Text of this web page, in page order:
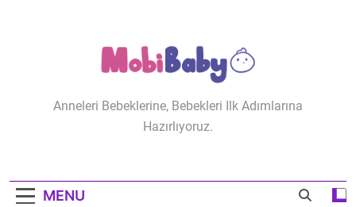
MobiBaby
Anneleri Bebeklerine, Bebekleri Ilk Adımlarına
Hazırlıyoruz.
MENU